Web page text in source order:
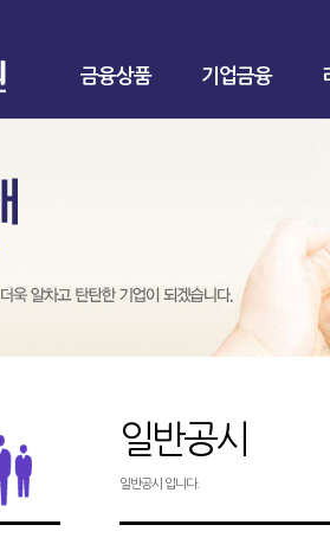
금융상품 기업금융
일반공시
일반공시 입니다.